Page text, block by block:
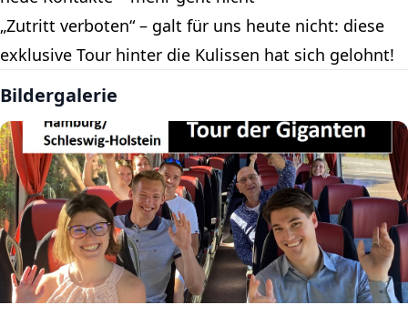
„Zutritt verboten“ – galt für uns heute nicht: diese
exklusive Tour hinter die Kulissen hat sich gelohnt!
Bildergalerie